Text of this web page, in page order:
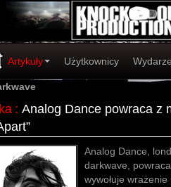
Artykuły Użytkownicy
: Analog Dance powraca z
Analog Dance,
darkwave,
wywołuje